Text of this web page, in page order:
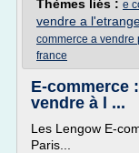
Thèmes liés : e
vendre a
commerce a vendre
france
E-commerce
vendre à l ...
Les Lengow E-
Paris...